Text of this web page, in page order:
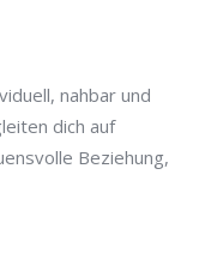
nahbar und
dich auf
Beziehung,